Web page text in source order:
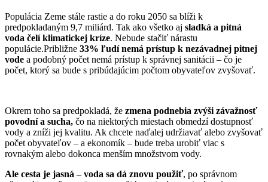
Populácia Zeme stále rastie a do roku 2050 sa blíži k
predpokladaným 9,7 miliárd. Tak ako všetko aj sladká a pitná
voda čelí klimatickej kríze. Nebude stačiť nárastu
populácie.Približne 33% ľudí nemá prístup k nezávadnej pitnej
vode a podobný počet nemá prístup k správnej sanitácii – čo je
počet, ktorý sa bude s pribúdajúcim počtom obyvateľov zvyšovať.
Okrem toho sa predpokladá, že zmena podnebia zvýši závažnosť
povodní a sucha, čo na niektorých miestach obmedzí dostupnosť
vody a zníži jej kvalitu. Ak chcete naďalej udržiavať alebo zvyšovať
počet obyvateľov – a ekonomík – bude treba urobiť viac s
rovnakým alebo dokonca menším množstvom vody.
Ale cesta je jasná – voda sa dá znovu použiť, po správnom